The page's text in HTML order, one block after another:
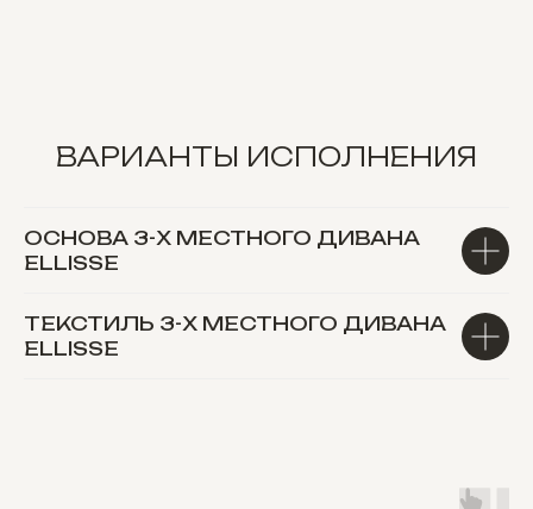
ВАРИАНТЫ ИСПОЛНЕНИЯ
ОСНОВА 3-Х МЕСТНОГО ДИВАНА
ELLISSE
ТЕКСТИЛЬ 3-Х МЕСТНОГО ДИВАНА
ELLISSE